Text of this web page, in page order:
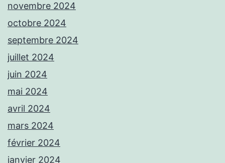
novembre 2024
octobre 2024
septembre 2024
juillet 2024
juin 2024
mai 2024
avril 2024
mars 2024
février 2024
janvier 2024